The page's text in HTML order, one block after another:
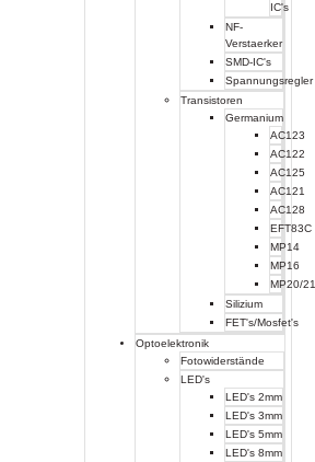
IC's
NF-
Verstaerker
SMD-IC's
Spannungsregler
Transistoren
Germanium
AC123
AC122
AC125
AC121
AC128
EFT83C
MP14
MP16
MP20/21
Silizium
FET's/Mosfet's
Optoelektronik
Fotowiderstände
LED's
LED's 2mm
LED's 3mm
LED's 5mm
LED's 8mm